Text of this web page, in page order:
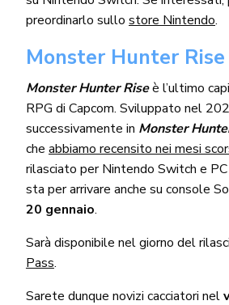
preordinarlo sullo store Nintendo.
Monster Hunter Rise
Monster Hunter Riseè l’ultimo
RPG di Capcom. Sviluppato nel
successivamente in Monster
che abbiamo recensito nei mesi
rilasciato per Nintendo Switch e
sta per arrivare anche su console
20 gennaio.
Sarà disponibile nel giorno del
Pass.
Sarete dunque novizi cacciatori nel